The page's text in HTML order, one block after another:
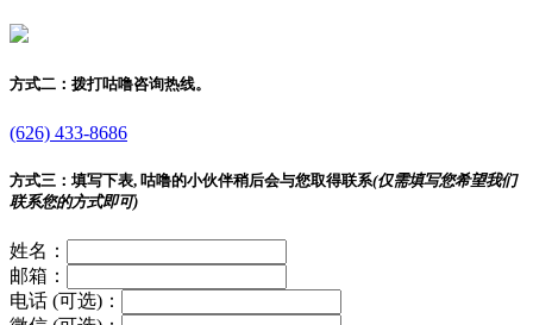
方式二： 拨打咕噜咨询热线。
(626) 433-8686
方式三： 填写下表, 咕噜的小伙伴稍后会与您取得联系(仅需填写您希望我们
联系您的方式即可)
姓名：
邮箱：
电话 (可选)：